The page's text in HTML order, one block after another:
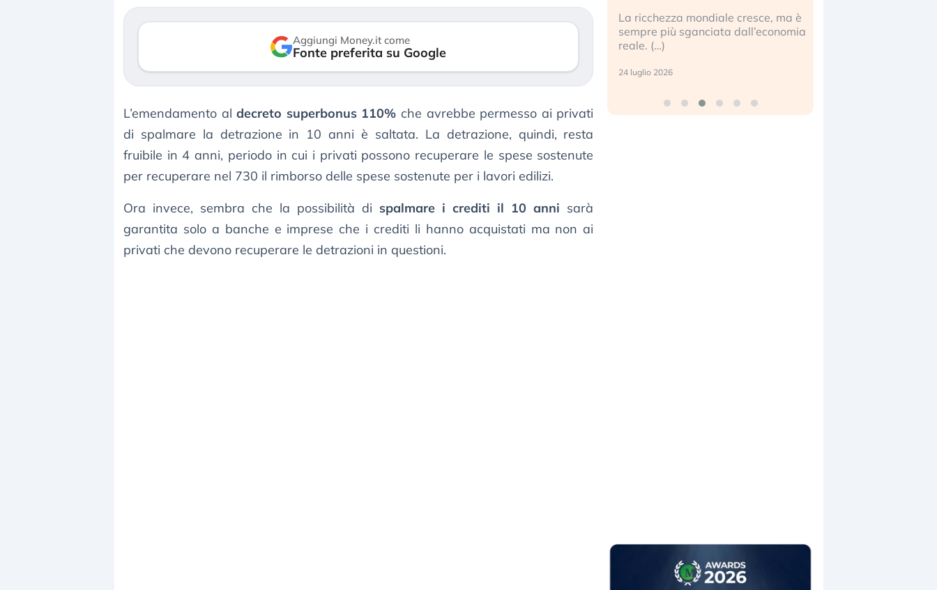
Aggiungi Money.it come
Fonte preferita su Google
L’emendamento aldecreto superbonus 110% che avrebbe permesso ai privati
di spalmare la detrazione in 10 anni è saltata. La detrazione, quindi, resta
fruibile in 4 anni, periodo in cui i privati possono recuperare le spese sostenute
per recuperare nel 730 il rimborso delle spese sostenute per i lavori edilizi.
Ora invece, sembra che la possibilità di spalmare i crediti il 10 anni sarà
garantita solo a banche e imprese che i crediti li hanno acquistati ma non ai
privati che devono recuperare le detrazioni in questioni.
3 agosto 2026
Kospi, mentre gli investitori retail (…)
30 luglio 2026
La ricchezza mondiale cresce, ma è
sempre più sganciata dall’economia
reale. (…)
24 luglio 2026